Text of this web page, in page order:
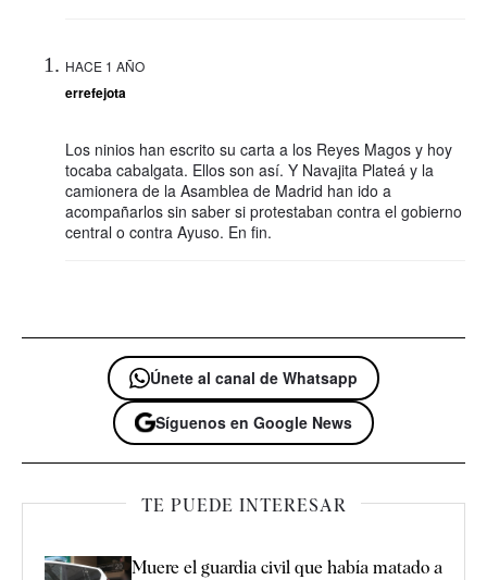
HACE 1 AÑO
errefejota
Los ninios han escrito su carta a los Reyes Magos y hoy
tocaba cabalgata. Ellos son así. Y Navajita Plateá y la
camionera de la Asamblea de Madrid han ido a
acompañarlos sin saber si protestaban contra el gobierno
central o contra Ayuso. En fin.
Únete al canal de Whatsapp
Síguenos en Google News
TE PUEDE INTERESAR
Muere el guardia civil que había matado a